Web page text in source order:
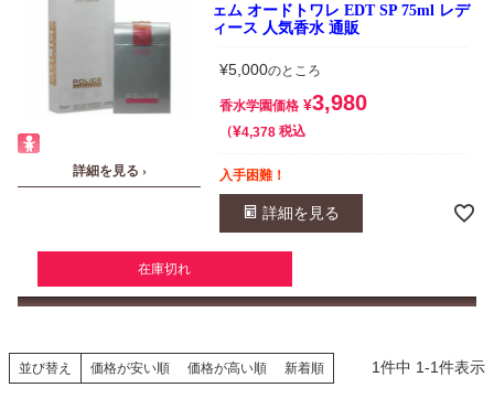
詳細を見る ›
ェム オードトワレ EDT SP 75ml レデ
ィース 人気香水 通販
¥5,000のところ
香水学園価格 ¥3,980
¥4,378 税込
入手困難！
詳細を見る
在庫切れ
並び替え 価格が安い順 価格が高い順 新着順 1件中 1-1件表示